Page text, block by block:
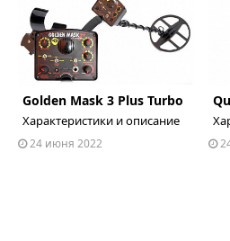
Golden Mask 3 Plus Turbo
Характеристики и описание
24 июня 2022